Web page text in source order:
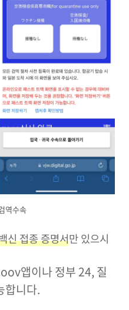
역수속
신 접종 증명서만 있으시
앱이나 정부 24, 질
합니다.